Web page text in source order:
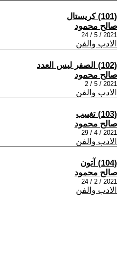
(101) كريستال
صالح محمود
2021 / 5 / 24
الادب والفن
(102) الصفر ليس العدد
صالح محمود
2021 / 5 / 2
الادب والفن
(103) تغييب
صالح محمود
2021 / 4 / 29
الادب والفن
(104) آتون
صالح محمود
2021 / 2 / 24
الادب والفن